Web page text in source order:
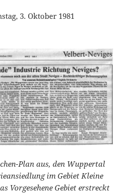
3. Oktober 1981
Plan aus, den Wuppertal
im Gebiet Kleine
Vorgesehene Gebiet erstreckt